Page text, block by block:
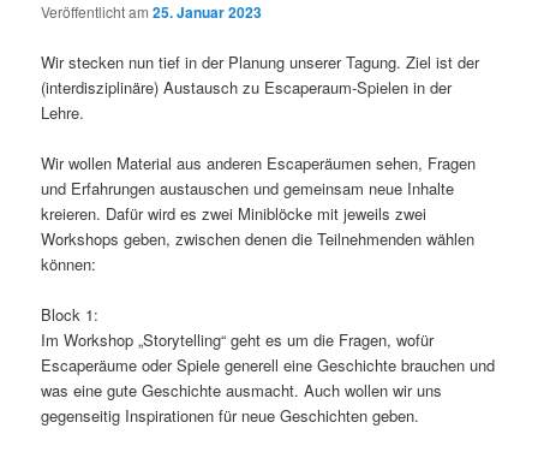
Veröffentlicht am25. Januar 2023
Wir stecken nun tief in der Planung unserer Tagung. Ziel ist der
(interdisziplinäre) Austausch zu Escaperaum-Spielen in der
Lehre.
Wir wollen Material aus anderen Escaperäumen sehen, Fragen
und Erfahrungen austauschen und gemeinsam neue Inhalte
kreieren. Dafür wird es zwei Miniblöcke mit jeweils zwei
Workshops geben, zwischen denen die Teilnehmenden wählen
können:
Block 1:
Im Workshop „Storytelling“ geht es um die Fragen, wofür
Escaperäume oder Spiele generell eine Geschichte brauchen und
was eine gute Geschichte ausmacht. Auch wollen wir uns
gegenseitig Inspirationen für neue Geschichten geben.